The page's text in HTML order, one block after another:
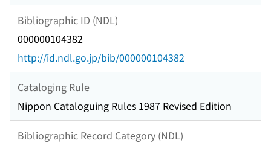
Bibliographic ID (NDL)
000000104382
http://id.ndl.go.jp/bib/000000104382
Cataloging Rule
Nippon Cataloguing Rules 1987 Revised Edition
Bibliographic Record Category (NDL)